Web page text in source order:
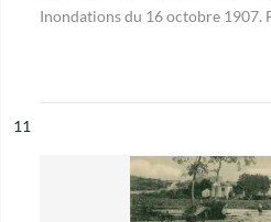
Inondations du 16 octobre 1907.
n°
11